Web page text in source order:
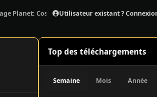
Planet: Cosmic Hoarder Edition, v2026-1-12-
Utilisateur existant ?
Top des téléchargements
Semaine Mois Année